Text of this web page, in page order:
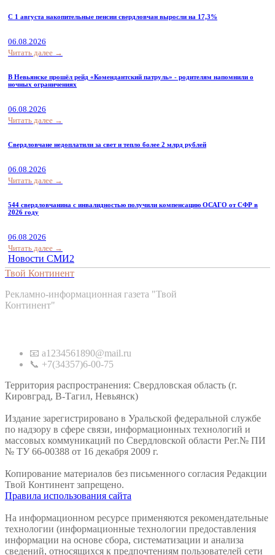
С 1 августа накопительные пенсии свердловчан выросли на 17,3%
06.08.2026
Читать далее →
В Невьянске прошёл рейд «Комендантский патруль» - родителям напомнили о
ночных ограничениях
06.08.2026
Читать далее →
Свердловчане недоплатили за свет и тепло более 2 млрд рублей
06.08.2026
Читать далее →
544 свердловчанина с инвалидностью получили компенсацию ОСАГО от СФР в
2026 году
06.08.2026
Читать далее →
Новости СМИ2
Твой Континент
Рекламно-информационная газета "Твой
Континент"
📧 a1234561890@mail.ru
📞 +7(34357)6-00-75
Территория распространения: Свердловская область (г.
Кировград, В-Тагил, Невьянск)
Издание зарегистрировано в Уральской федеральной службе
по надзору в сфере связи, информационных технологий и
массовых коммуникаций по Свердловской области Рег.№ ПИ
№ ТУ 66-00388 от 16 декабря 2009 г.
Копирование материалов без письменного согласия Редакции
Твой Континент запрещено.
Правила использования сайта
На информационном ресурсе применяются рекомендательные
технологии (информационные технологии предоставления
информации на основе сбора, систематизации и анализа
сведений, относящихся к предпочтениям пользователей сети